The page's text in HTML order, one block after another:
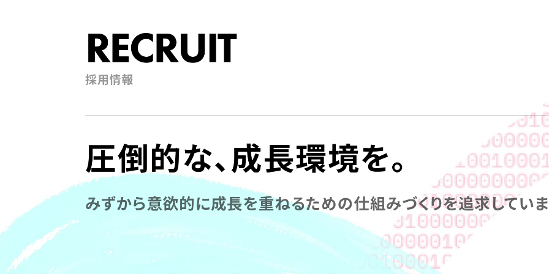
RECRUIT
採用情報
圧倒的な、成長環境を。
みずから意欲的に成長を重ねるための仕組みづくりを追求していま